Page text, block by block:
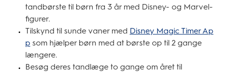
tandbørste til børn fra 3 år med Disney- og Marvel-
figurer.
Tilskynd til sunde vaner med Disney Magic Timer Ap
p som hjælper børn med at børste op til 2 gange
længere.
Besøg deres tandlæge to gange om året til